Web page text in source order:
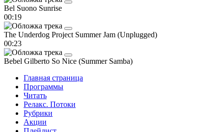
Bel Suono Sunrise
00:19
The Underdog Project Summer Jam (Unplugged)
00:23
Bebel Gilberto So Nice (Summer Samba)
Главная страница
Программы
Читать
Релакс. Потоки
Рубрики
Акции